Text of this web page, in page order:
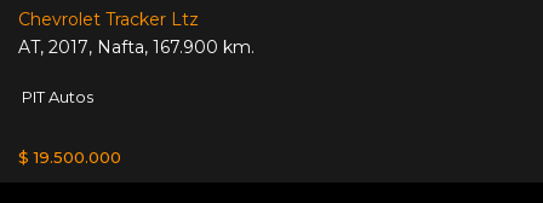
Chevrolet Tracker Ltz
AT, 2017, Nafta, 167.900 km.
PIT Autos
$ 19.500.000